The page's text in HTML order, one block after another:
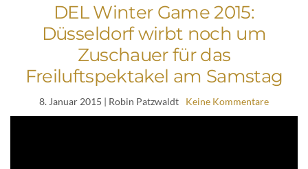
DEL Winter Game 2015:
Düsseldorf wirbt noch um
Zuschauer für das
Freiluftspektakel am Samstag
8. Januar 2015 | Robin Patzwaldt Keine Kommentare